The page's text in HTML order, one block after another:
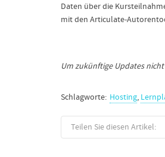
Daten über die
mit den Articulate-
Um zukünftige Updates
Schlagworte: Hosting,
Teilen Sie diesen Artikel: